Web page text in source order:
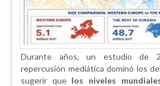
Durante años, un estudio de
repercusión mediática dominó los
sugerir que los niveles